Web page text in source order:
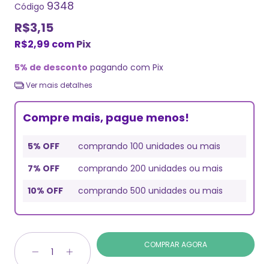
Código 9348
R$3,15
R$2,99 comPix
5% de desconto pagando com Pix
Ver mais detalhes
Compre mais, pague menos!
5% OFF
comprando 100 unidades ou mais
7% OFF
comprando 200 unidades ou mais
10% OFF
comprando 500 unidades ou mais